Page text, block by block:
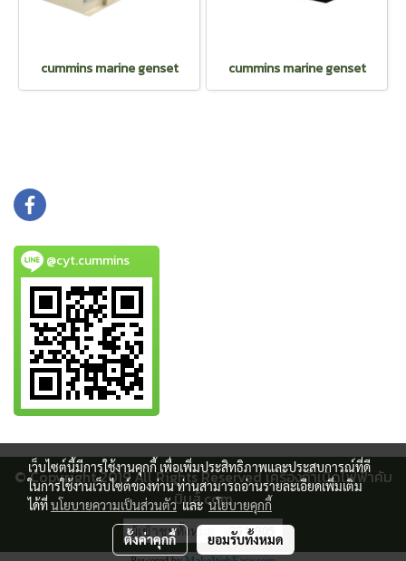
cummins marine genset cummins marine genset
@cyt.cummins
© Copyright 2019 All Rights Reserved เครื่องกําเนิดไฟฟ้าคัม
มิ่นส์.com
ผู้เข้าชมทั้งหมด 251,905
เว็บไซต์นี้มีการใช้งานคุกกี้ เพื่อเพิ่มประสิทธิภาพและประสบการณ์ที่ดี
ในการใช้งานเว็บไซต์ของท่าน ท่านสามารถอ่านรายละเอียดเพิ่มเติม
ได้ที่นโยบายความเป็นส่วนตัวและนโยบายคุกกี้
ตั้งค่าคุกกี้ ยอมรับทั้งหมด